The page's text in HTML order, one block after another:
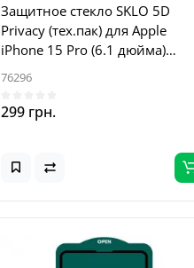
Защитное стекло SKLO 5D
Privacy (тех.пак) для Apple
iPhone 15 Pro (6.1 дюйма)
76296
299 грн.